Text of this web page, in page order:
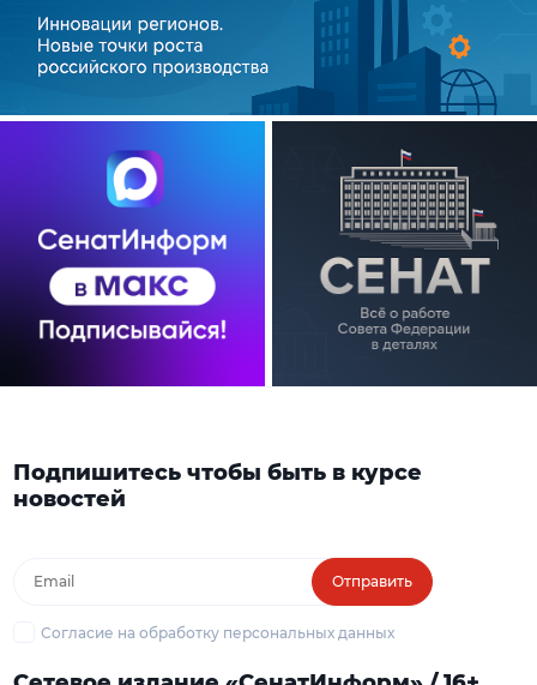
Подпишитесь чтобы быть в курсе
новостей
Отправить
Согласие на обработку персональных данных